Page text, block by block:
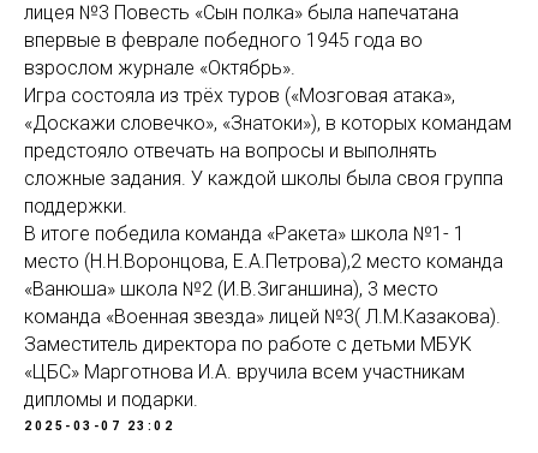
лицея №3 Повесть «Сын полка» была напечатана
впервые в феврале победного 1945 года во
взрослом журнале «Октябрь».
Игра состояла из трёх туров («Мозговая атака»,
«Доскажи словечко», «Знатоки»), в которых командам
предстояло отвечать на вопросы и выполнять
сложные задания. У каждой школы была своя группа
поддержки.
В итоге победила команда «Ракета» школа №1- 1
место (Н.Н.Воронцова, Е.А.Петрова),2 место команда
«Ванюша» школа №2 (И.В.Зиганшина), 3 место
команда «Военная звезда» лицей №3( Л.М.Казакова).
Заместитель директора по работе с детьми МБУК
«ЦБС» Марготнова И.А. вручила всем участникам
дипломы и подарки.
2025-03-07 23:02